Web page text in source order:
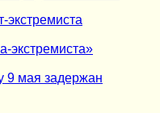
экстремиста
экстремиста»
9 мая задержан